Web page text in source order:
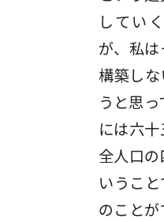
してい
が、私
構築し
うと思
には六
全人口
いうこ
のこと